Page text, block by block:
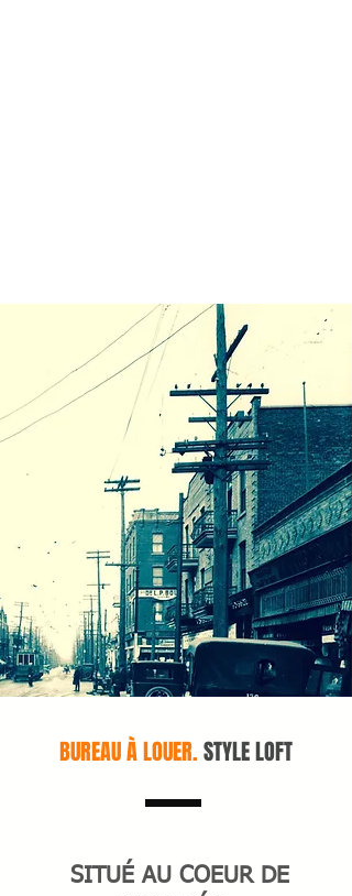
BUREAU À LOUER. STYLE LOFT
SITUÉ AU COEUR DE